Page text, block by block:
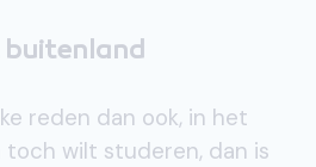
buitenland
reden dan ook, in het
wilt studeren, dan is